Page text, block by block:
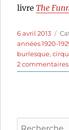
livreThe
Publié
le
6 avril 2013
années 1920-
burlesque,
2 commentaires
Recherche